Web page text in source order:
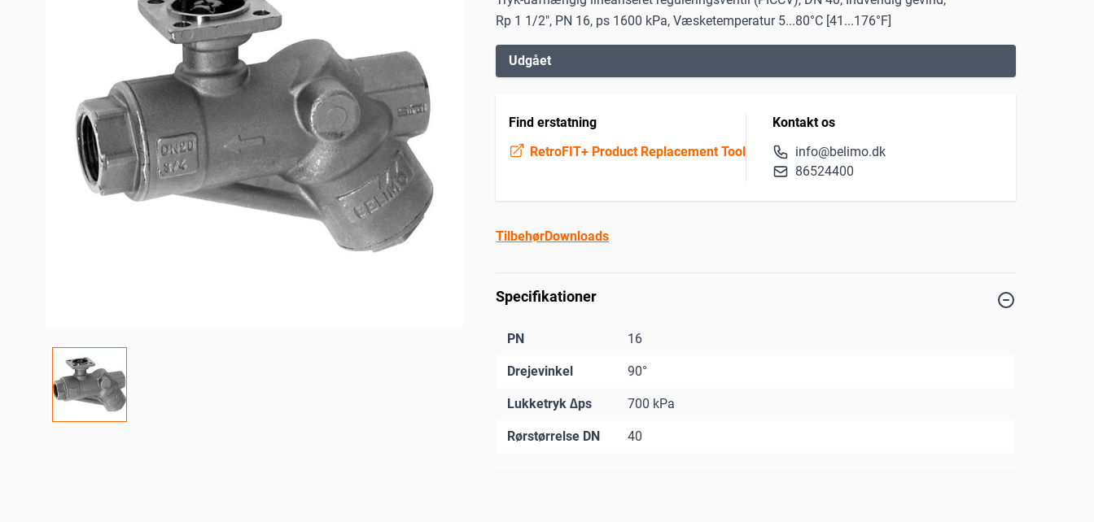
Rp 1 1/2", PN 16, ps 1600 kPa, Væsketemperatur 5...80°C [41...176°F]
Udgået
Find erstatning
RetroFIT+ Product Replacement Tool
Kontakt os
info@belimo.dk
86524400
TilbehørDownloads
Specifikationer
PN 16
Drejevinkel 90°
Lukketryk ∆ps 700 kPa
Rørstørrelse DN 40